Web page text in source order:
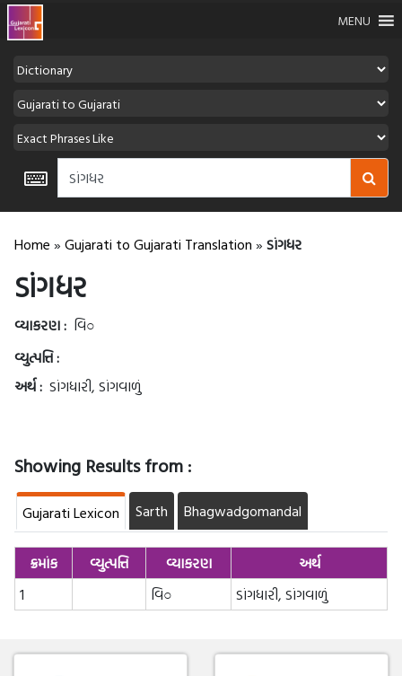
MENU
Home » Gujarati to Gujarati Translation » ડાંગધર
ડાંગધર
વ્યાકરણ : વિ○
વ્યુત્પત્તિ :
અર્થ : ડાંગધારી, ડાંગવાળું
Showing Results from :
Gujarati Lexicon Sarth Bhagwadgomandal
ક્રમાંક વ્યુત્પત્તિ વ્યાકરણ
અર્થ
1
વિ○ ડાંગધારી, ડાંગવાળું